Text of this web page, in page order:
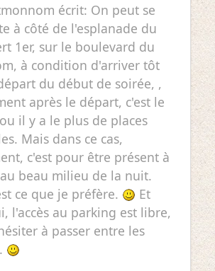
écrit: On peut se
à côté de l'esplanade du
1er, sur le boulevard du
à condition d'arriver tôt
du début de soirée, ,
après le départ, c'est le
il y a le plus de places
Mais dans ce cas,
c'est pour être présent à
beau milieu de la nuit.
ce que je préfère.
Et
l'accès au parking est libre,
à passer entre les